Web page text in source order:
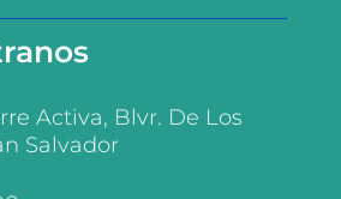
Activa, Blvr. De Los
Salvador